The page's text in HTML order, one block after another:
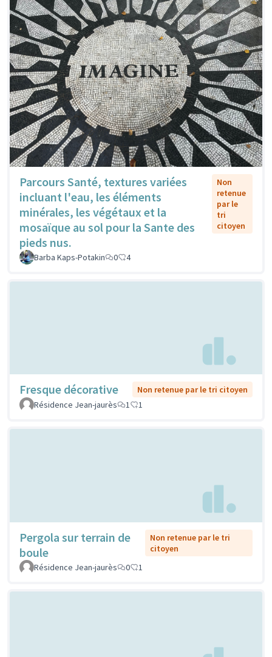
Parcours Santé, textures variées
incluant l'eau, les éléments
minérales, les végétaux et la
mosaïque au sol pour la Sante des
pieds nus.
Non
retenue
par le
tri
citoyen
Barba Kaps-Potakin 0 4
Fresque décorative
Non retenue par le tri citoyen
Résidence Jean-jaurès
1 1
Pergola sur terrain de
boule
Non retenue par le tri
citoyen
Résidence Jean-jaurès
0 1